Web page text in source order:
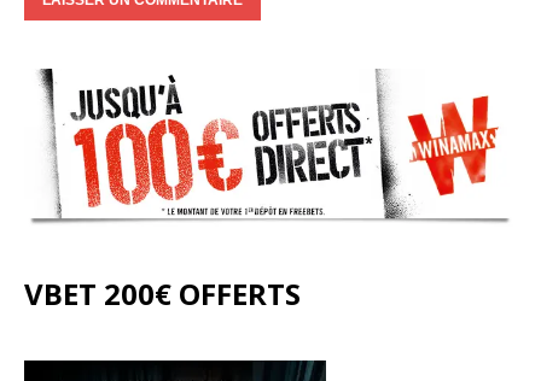
VBET 200€ OFFERTS